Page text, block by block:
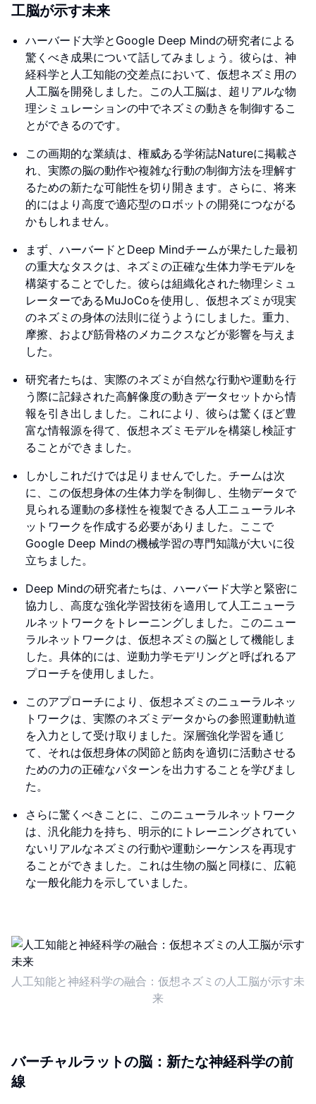
工脳が示す未来
ハーバード大学とGoogle Deep Mindの研究者による
驚くべき成果について話してみましょう。彼らは、神
経科学と人工知能の交差点において、仮想ネズミ用の
人工脳を開発しました。この人工脳は、超リアルな物
理シミュレーションの中でネズミの動きを制御するこ
とができるのです。
この画期的な業績は、権威ある学術誌Natureに掲載さ
れ、実際の脳の動作や複雑な行動の制御方法を理解す
るための新たな可能性を切り開きます。さらに、将来
的にはより高度で適応型のロボットの開発につながる
かもしれません。
まず、ハーバードとDeep Mindチームが果たした最初
の重大なタスクは、ネズミの正確な生体力学モデルを
構築することでした。彼らは組織化された物理シミュ
レーターであるMuJoCoを使用し、仮想ネズミが現実
のネズミの身体の法則に従うようにしました。重力、
摩擦、および筋骨格のメカニクスなどが影響を与えま
した。
研究者たちは、実際のネズミが自然な行動や運動を行
う際に記録された高解像度の動きデータセットから情
報を引き出しました。これにより、彼らは驚くほど豊
富な情報源を得て、仮想ネズミモデルを構築し検証す
ることができました。
しかしこれだけでは足りませんでした。チームは次
に、この仮想身体の生体力学を制御し、生物データで
見られる運動の多様性を複製できる人工ニューラルネ
ットワークを作成する必要がありました。ここで
Google Deep Mindの機械学習の専門知識が大いに役
立ちました。
Deep Mindの研究者たちは、ハーバード大学と緊密に
協力し、高度な強化学習技術を適用して人工ニューラ
ルネットワークをトレーニングしました。このニュー
ラルネットワークは、仮想ネズミの脳として機能しま
した。具体的には、逆動力学モデリングと呼ばれるア
プローチを使用しました。
このアプローチにより、仮想ネズミのニューラルネッ
トワークは、実際のネズミデータからの参照運動軌道
を入力として受け取りました。深層強化学習を通じ
て、それは仮想身体の関節と筋肉を適切に活動させる
ための力の正確なパターンを出力することを学びまし
た。
さらに驚くべきことに、このニューラルネットワーク
は、汎化能力を持ち、明示的にトレーニングされてい
ないリアルなネズミの行動や運動シーケンスを再現す
ることができました。これは生物の脳と同様に、広範
な一般化能力を示していました。
人工知能と神経科学の融合：仮想ネズミの人工脳が示す未
来
バーチャルラットの脳：新たな神経科学の前
線